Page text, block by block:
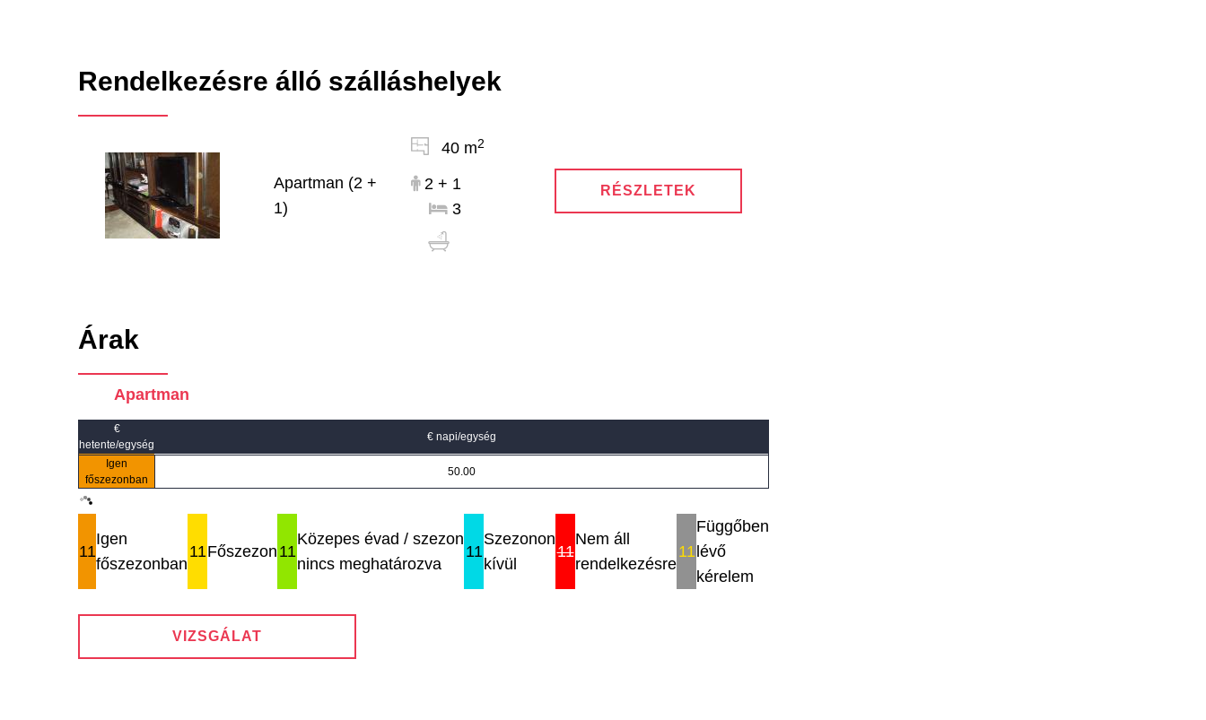
Rendelkezésre álló szálláshelyek
Apartman (2 +
1)
40 m2
2 + 1
3
RÉSZLETEK
Árak
Apartman
€
hetente/egység
€ napi/egység
Igen
főszezonban
50.00
11
Igen
főszezonban
11Főszezon 11
Közepes évad / szezon
nincs meghatározva
11
Szezonon
kívül
11
Nem áll
rendelkezésre
11
Függőben
lévő
kérelem
VIZSGÁLAT